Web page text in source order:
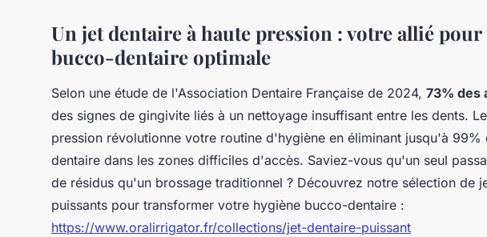
Un jet dentaire à haute pression : votre allié
bucco-dentaire optimale
Selon une étude de l'Association Dentaire Française de 2024, 73% des
des signes de gingivite liés à un nettoyage insuffisant entre les dents.
pression révolutionne votre routine d'hygiène en éliminant jusqu'à 99%
dentaire dans les zones difficiles d'accès. Saviez-vous qu'un seul
de résidus qu'un brossage traditionnel ? Découvrez notre sélection de
puissants pour transformer votre hygiène bucco-dentaire :
https://www.oralirrigator.fr/collections/jet-dentaire-puissant